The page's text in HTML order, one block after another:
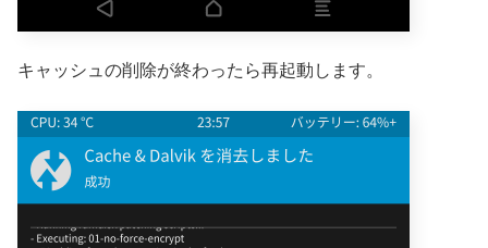
キャッシュの削除が終わったら再起動します。